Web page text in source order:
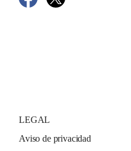
LEGAL
Aviso de privacidad